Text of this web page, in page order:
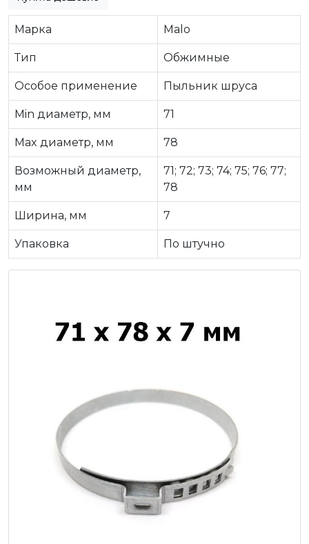
Марка Malo
Тип Обжимные
Особое применение Пыльник шруса
Min диаметр, мм 71
Max диаметр, мм 78
Возможный диаметр,
мм
71; 72; 73; 74; 75; 76; 77;
78
Ширина, мм 7
Упаковка По штучно